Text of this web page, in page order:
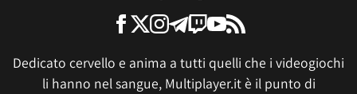
Dedicato cervello e anima a tutti quelli che i videogiochi
li hanno nel sangue, Multiplayer.it è il punto di